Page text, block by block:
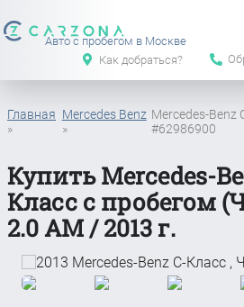
Авто с пробегом в Москве
Как добраться?
Главная
»
Mercedes Benz
»
Mercedes-Benz
#62986900
Купить Mercedes-
Класс с пробегом
2.0 АМ / 2013 г.